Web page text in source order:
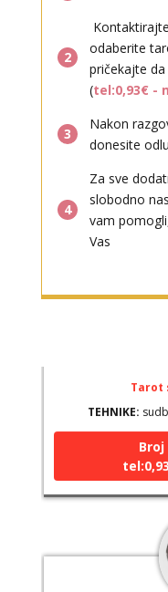
2
odaberite
pričekajte
(tel:0,93€ -
3
Nakon
donesite
4
Za sve
slobodno
vam
Vas